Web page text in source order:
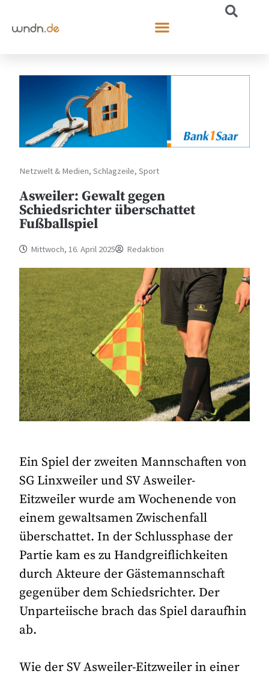
Netzwelt & Medien,Schlagzeile,Sport
Asweiler: Gewalt gegen
Schiedsrichter überschattet
Fußballspiel
Mittwoch, 16. April 2025 Redaktion
Ein Spiel der zweiten Mannschaften von
SG Linxweiler und SV Asweiler-
Eitzweiler wurde am Wochenende von
einem gewaltsamen Zwischenfall
überschattet. In der Schlussphase der
Partie kam es zu Handgreiflichkeiten
durch Akteure der Gästemannschaft
gegenüber dem Schiedsrichter. Der
Unparteiische brach das Spiel daraufhin
ab.
Wie der SV Asweiler-Eitzweiler in einer